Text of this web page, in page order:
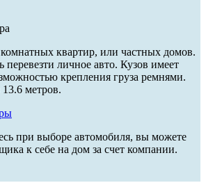
квартир, или частных домов.
перевезти личное авто. Кузов имеет
крепления груза ремнями.
метров.
при выборе автомобиля, вы можете
к себе на дом за счет компании.